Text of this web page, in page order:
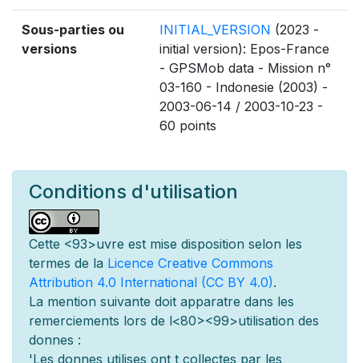
Sous-parties ou
versions
INITIAL_VERSION (2023 -
initial version): Epos-France
- GPSMob data - Mission n°
03-160 - Indonesie (2003) -
2003-06-14 / 2003-10-23 -
60 points
Conditions d'utilisation
Cette <93>uvre est mise disposition selon les
termes de la Licence Creative Commons
Attribution 4.0 International (CC BY 4.0).
La mention suivante doit apparatre dans les
remerciements lors de l<80><99>utilisation des
donnes :
'Les donnes utilises ont t collectes par les